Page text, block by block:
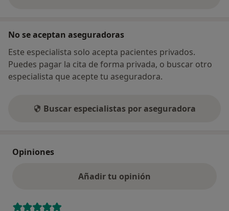
No se aceptan aseguradoras
Este especialista solo acepta pacientes privados.
Puedes pagar la cita de forma privada, o buscar otro
especialista que acepte tu aseguradora.
Buscar especialistas por aseguradora
Opiniones
Añadir tu opinión